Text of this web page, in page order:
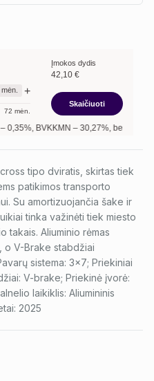
mėn. +
72 mėn.
Įmokos dydis
42,10 €
Skaičiuoti
BVKKMN –30,27%, bendra mokėtina
tipo dviratis, skirtas tiek
patikimos transporto
Su amortizuojančia šake ir
tinka važinėti tiek miesto
takais. Aliuminio rėmas
o V-Brake stabdžiai
sistema: 3x7; Priekiniai
V-brake; Priekinė įvorė:
laikiklis: Aliumininis
2025